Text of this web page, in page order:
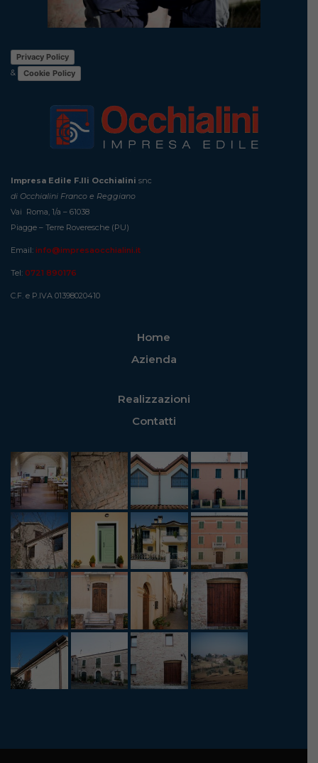
Privacy Policy
&
Cookie Policy
Impresa Edile F.lli Occhialini snc
di Occhialini Franco e Reggiano
Vai Roma, 1/a – 61038
Piagge – Terre Roveresche (PU)
Email: info@impresaocchialini.it
Tel: 0721 890176
C.F. e P.IVA 01398020410
Home
Azienda
Realizzazioni
Contatti